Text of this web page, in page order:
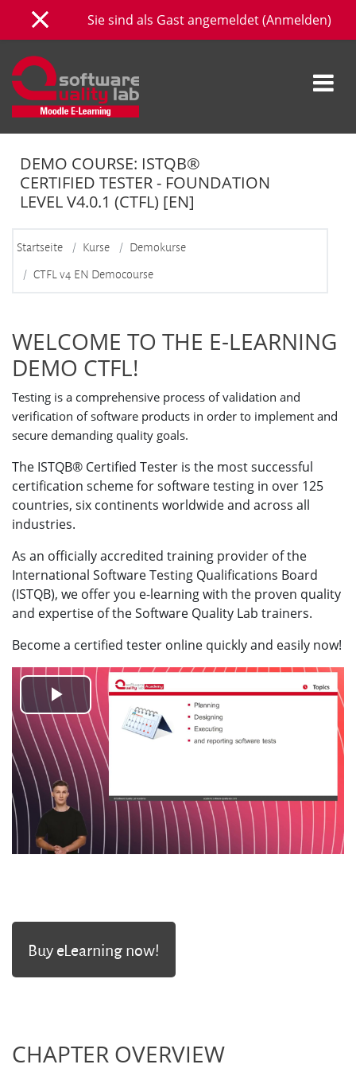
Zum Hauptinhalt
Website-ÜbersichtSie sind als Gast angemeldet (Anmelden)
DEMO COURSE: ISTQB®
CERTIFIED TESTER - FOUNDATION
LEVEL V4.0.1 (CTFL) [EN]
Startseite Kurse
Demokurse
CTFL v4 EN Democourse
Kursthemen
WELCOME TO THE E-LEARNING
DEMO CTFL!
Testing is a comprehensive process of validation and
verification of software products in order to implement and
secure demanding quality goals.
The ISTQB® Certified Tester is the most successful
certification scheme for software testing in over 125
countries, six continents worldwide and across all
industries.
As an officially accredited training provider of the
International Software Testing Qualifications Board
(ISTQB), we offer you e-learning with the proven quality
and expertise of the Software Quality Lab trainers.
Become a certified tester online quickly and easily now!
Video
abspielen
Buy eLearning now!
CHAPTER OVERVIEW